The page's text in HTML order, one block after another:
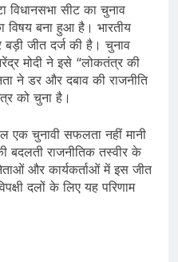
विधानसभा सीट का चुनाव
विषय बना हुआ है। भारतीय
बड़ी जीत दर्ज की है। चुनाव
मोदी ने इसे “लोकतंत्र की
ने डर और दबाव की राजनीति
को चुना है।
एक चुनावी सफलता नहीं मानी
बदलती राजनीतिक तस्वीर के
और कार्यकर्ताओं में इस जीत
दलों के लिए यह परिणाम